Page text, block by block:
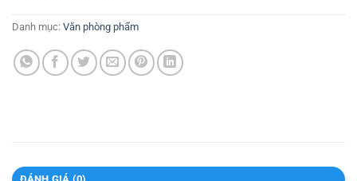
Danh mục: Văn phòng phẩm